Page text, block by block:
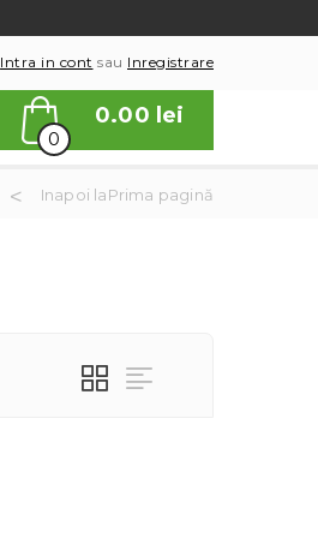
Intra in cont sau Inregistrare
0
0.00 lei
Inapoi laPrima pagină